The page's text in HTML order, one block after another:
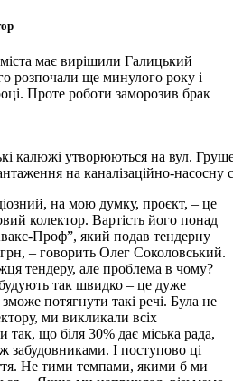
має вирішили Галицький
розпочали ще минулого року і
Проте роботи заморозив брак
калюжі утворюються на вул.
на каналізаційно-насосну
на мою думку, проєкт, – це
колектор. Вартість його понад
Проф”, який подав тендерну
– говорить Олег Соколовський.
тендеру, але проблема в чому?
так швидко – це дуже
потягнути такі речі. Була не
ми викликали всіх
так, що біля 30% дає міська рада,
забудовниками. І поступово ці
Не тими темпами, якими б ми